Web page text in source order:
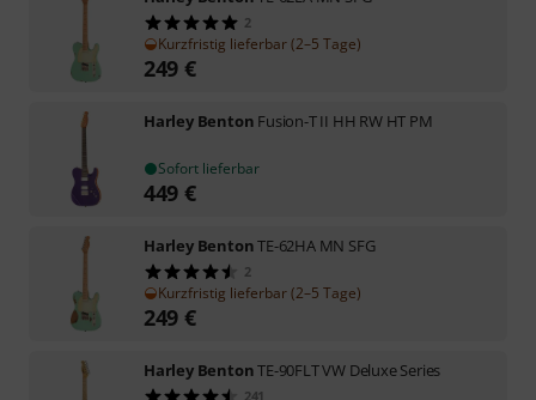
2
Kurzfristig lieferbar (2–5 Tage)
249 €
Harley Benton Fusion-T II HH RW HT PM
Sofort lieferbar
449 €
Harley BentonTE-62HA MN SFG
2
Kurzfristig lieferbar (2–5 Tage)
249 €
Harley BentonTE-90FLT VW Deluxe Series
241